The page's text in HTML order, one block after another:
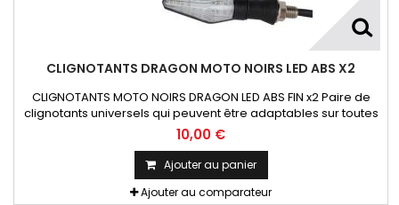
CLIGNOTANTS DRAGON MOTO NOIRS LED ABS X2
CLIGNOTANTS MOTO NOIRS DRAGON LED ABS FIN x2 Paire de
clignotants universels qui peuvent être adaptables sur toutes
motos ou scooters
10,00 €
Ajouter au panier
Ajouter au comparateur